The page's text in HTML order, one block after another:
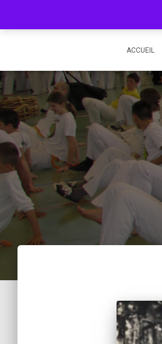
ACCUEIL